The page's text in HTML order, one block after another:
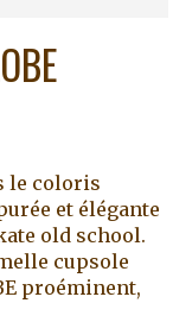
le coloris
et élégante
old school.
cupsole
proéminent,